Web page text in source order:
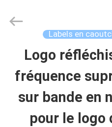
APERÇU
PRODUITS
T&K
Reserved.
Labels en
Logo
fréquence
sur bande en
pour le logo